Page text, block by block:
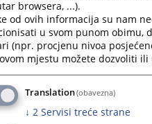
browsera, ...).
od ovih informacija su nam
u svom punom obimu,
(npr. procjenu nivoa
mjestu možete dozvoliti
Translation(obavezna)
↓ 2 Servisi treće strane